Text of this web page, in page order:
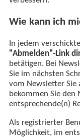
Wie kann ich
In jedem
"Abmelden"-Link
betätigen. Bei
Sie im nächsten
vom Newsletter Sie
bekommen Sie den
entsprechende(n)
Als registrierter
Möglichkeit, im